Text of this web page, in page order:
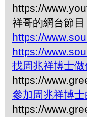
https://
祥哥的網台節目
https://
https://
找周兆祥博士做
https://
參加周兆祥博士
https://